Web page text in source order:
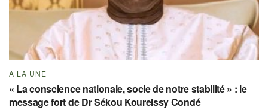
A LA UNE
« La conscience nationale, socle de notre stabilité » : le
message fort de Dr Sékou Koureissy Condé